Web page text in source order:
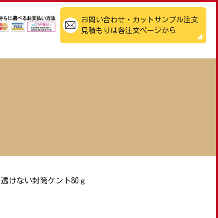
お問い合わせ・カットサンプル注文
見積もりは各注文ページから
透けない封筒ケント80ｇ